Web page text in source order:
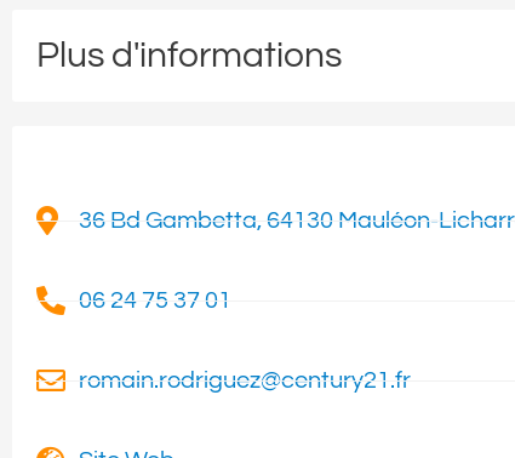
Plus d'informations
36 Bd Gambetta, 64130 Mauléon-
06 24 75 37 01
romain.rodriguez@century21.fr